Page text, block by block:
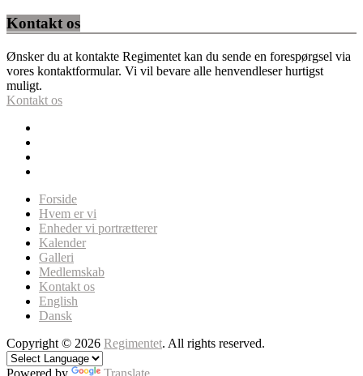
Kontakt os
Ønsker du at kontakte Regimentet kan du sende en forespørgsel via
vores kontaktformular. Vi vil bevare alle henvendleser hurtigst
muligt.
Kontakt os
Forside
Hvem er vi
Enheder vi portrætterer
Kalender
Galleri
Medlemskab
Kontakt os
English
Dansk
Copyright © 2026 Regimentet. All rights reserved.
Powered by Translate